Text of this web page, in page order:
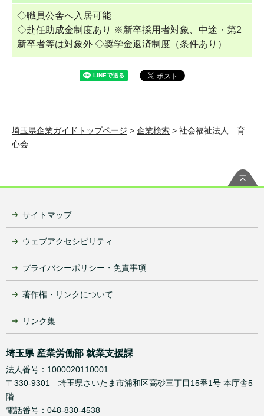
◇職員公舎へ入居可能
◇赴任助成金制度あり ※新卒採用者対象、中途・第2
新卒者等は対象外 ◇奨学金返済制度（条件あり）
埼玉県企業ガイドトップページ > 企業検索 > 社会福祉法人 育
心会
埼玉県 産業労働部 就業支援課
法人番号：1000020110001
〒330-9301 埼玉県さいたま市浦和区高砂三丁目15番1号 本庁舎5
階
電話番号：048-830-4538
サイトマップ
ウェブアクセシビリティ
プライバシーポリシー・免責事項
著作権・リンクについて
リンク集